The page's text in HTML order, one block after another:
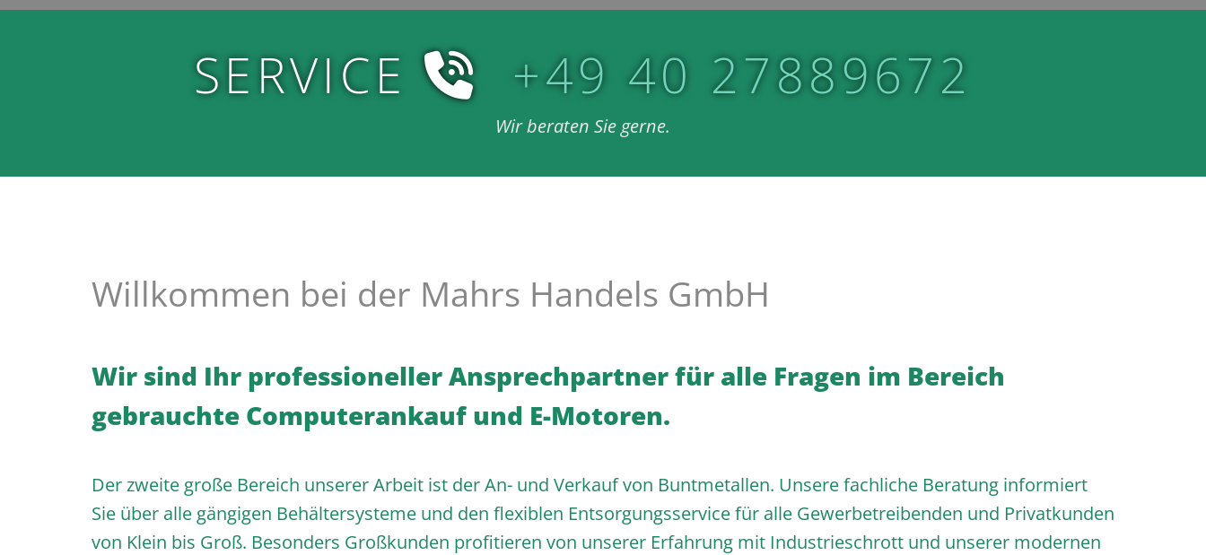
SERVICE +49 40 27889672
Wir beraten Sie gerne.
Willkommen bei der Mahrs Handels GmbH
Wir sind Ihr professioneller Ansprechpartner für alle Fragen im Bereich
gebrauchte Computerankauf und E-Motoren.
Der zweite große Bereich unserer Arbeit ist der An- und Verkauf von Buntmetallen. Unsere fachliche Beratung informiert
Sie über alle gängigen Behältersysteme und den flexiblen Entsorgungsservice für alle Gewerbetreibenden und Privatkunden
von Klein bis Groß. Besonders Großkunden profitieren von unserer Erfahrung mit Industrieschrott und unserer modernen